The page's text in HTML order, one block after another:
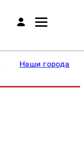
Наши города